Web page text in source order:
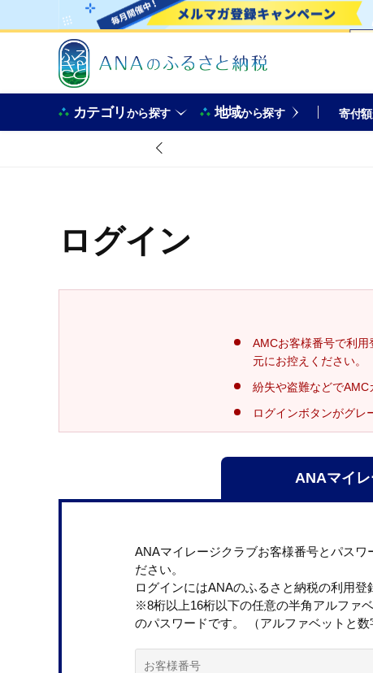
カテゴリから探す 地域から探す 寄付
ログイン
AMCお客様番号で利
元にお控えください。
紛失や盗難などでAMC
ログインボタンがグレ
ANAマイ
ANAマイレージクラブお客様番号とパスワ
ださい。
ログインにはANAのふるさと納税の利用登
※8桁以上16桁以下の任意の半角アルファ
のパスワードです。 （アルファベットと数